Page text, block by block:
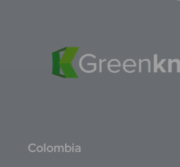
Colombia